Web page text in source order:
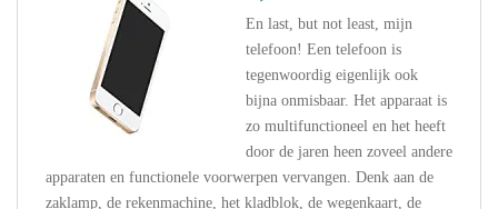
En last, but not least, mijn
telefoon! Een telefoon is
tegenwoordig eigenlijk ook
bijna onmisbaar. Het apparaat is
zo multifunctioneel en het heeft
door de jaren heen zoveel andere
apparaten en functionele voorwerpen vervangen. Denk aan de
zaklamp, de rekenmachine, het kladblok, de wegenkaart, de